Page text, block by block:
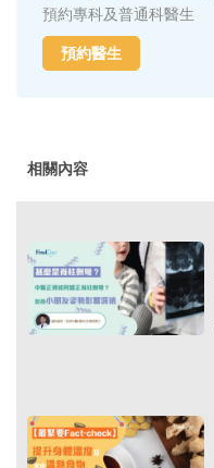
預約專科及普通科醫生
預約醫生
相關內容